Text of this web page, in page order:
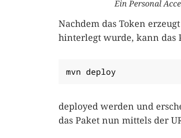
Ein Personal
Nachdem das Token
hinterlegt wurde, kann das
mvn deploy
deployed werden und
das Paket nun mittels der